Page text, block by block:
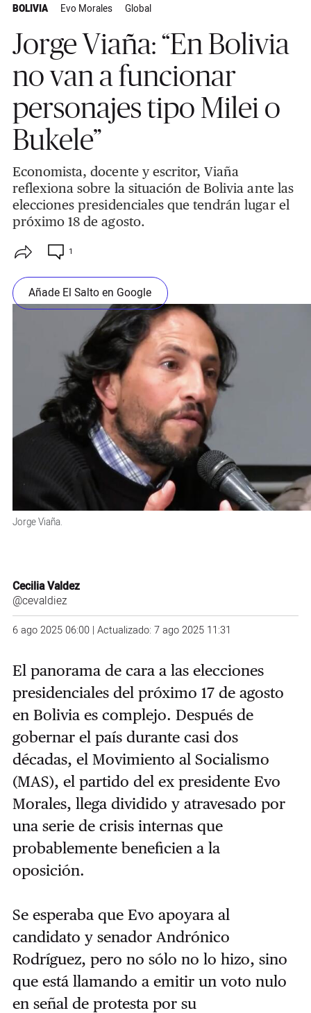
BOLIVIA Evo Morales Global
Jorge Viaña: “En Bolivia
no van a funcionar
personajes tipo Milei o
Bukele”
Economista, docente y escritor, Viaña
reflexiona sobre la situación de Bolivia ante las
elecciones presidenciales que tendrán lugar el
próximo 18 de agosto.
1
Añade El Salto en Google
Jorge Viaña.
Cecilia Valdez
@cevaldiez
6 ago 2025 06:00 | Actualizado: 7 ago 2025 11:31
El panorama de cara a las elecciones
presidenciales del próximo 17 de agosto
en Bolivia es complejo. Después de
gobernar el país durante casi dos
décadas, el Movimiento al Socialismo
(MAS), el partido del ex presidente Evo
Morales, llega dividido y atravesado por
una serie de crisis internas que
probablemente beneficien a la
oposición.
Se esperaba que Evo apoyara al
candidato y senador Andrónico
Rodríguez, pero no sólo no lo hizo, sino
que está llamando a emitir un voto nulo
en señal de protesta por su